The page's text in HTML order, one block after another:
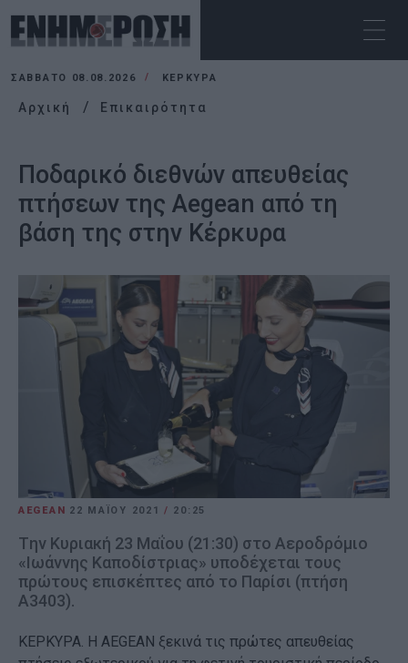
ΣΆΒΒΑΤΟ 08.08.2026 ΚΕΡΚΥΡΑ
Αρχική Επικαιρότητα
Ποδαρικό διεθνών απευθείας
πτήσεων της Aegean από τη
βάση της στην Κέρκυρα
AEGEAN 22 ΜΑΪ́ΟΥ 2021/ 20:25
Tην Κυριακή 23 Μαΐου (21:30) στο Αεροδρόμιο
«Ιωάννης Καποδίστριας» υποδέχεται τους
πρώτους επισκέπτες από το Παρίσι (πτήση
A3403).
ΚΕΡΚΥΡΑ. Η AEGEAN ξεκινά τις πρώτες απευθείας